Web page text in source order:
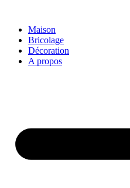
contenuMaison
Bricolage
Décoration
A propos